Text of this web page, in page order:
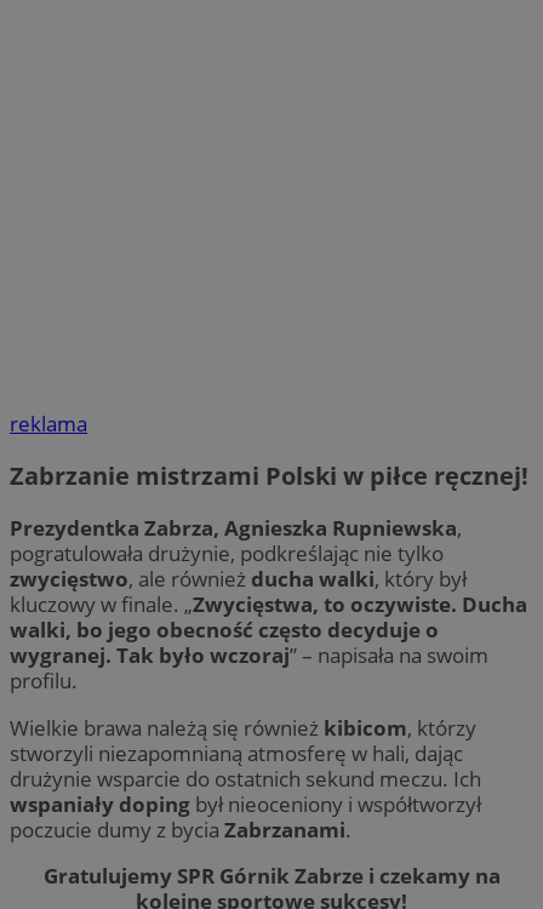
reklama
Zabrzanie mistrzami Polski w piłce ręcznej!
Prezydentka Zabrza, Agnieszka Rupniewska,
pogratulowała drużynie, podkreślając nie tylko
zwycięstwo, ale również ducha walki, który był
kluczowy w finale. „Zwycięstwa, to oczywiste. Ducha
walki, bo jego obecność często decyduje o
wygranej. Tak było wczoraj” – napisała na swoim
profilu.
Wielkie brawa należą się również kibicom, którzy
stworzyli niezapomnianą atmosferę w hali, dając
drużynie wsparcie do ostatnich sekund meczu. Ich
wspaniały doping był nieoceniony i współtworzył
poczucie dumy z bycia Zabrzanami.
Gratulujemy SPR Górnik Zabrze i czekamy na
kolejne sportowe sukcesy!